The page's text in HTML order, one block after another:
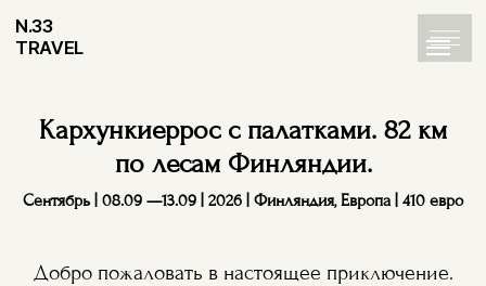
TRAVEL
N.33
Кархункиеррос с палатками. 82 км
по лесам Финляндии.
Сентябрь | 08.09 —13.09 | 2026 | Финляндия, Европа | 410 евро
Добро пожаловать в настоящее приключение.